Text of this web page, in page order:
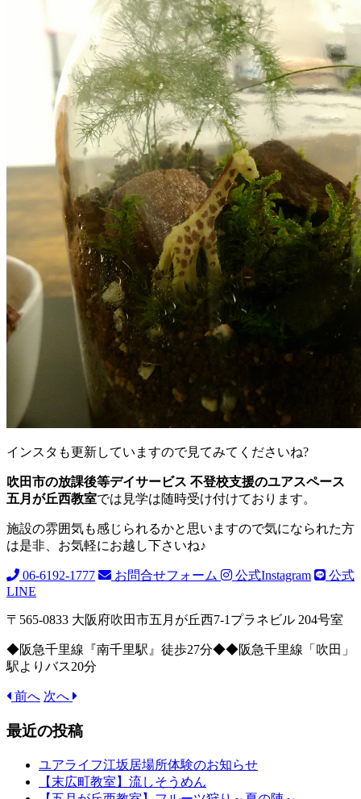
インスタも更新していますので見てみてくださいね?
吹田市の放課後等デイサービス 不登校支援のユアスペース
五月が丘西教室では見学は随時受け付けております。
施設の雰囲気も感じられるかと思いますので気になられた方
は是非、お気軽にお越し下さいね♪
06-6192-1777 お問合せフォーム 公式Instagram
公式
LINE
〒565-0833 大阪府吹田市五月が丘西7-1プラネビル 204号室
◆阪急千里線『南千里駅』徒歩27分◆◆阪急千里線「吹田」
駅よりバス20分
前へ 次へ
最近の投稿
ユアライフ江坂居場所体験のお知らせ
【末広町教室】流しそうめん